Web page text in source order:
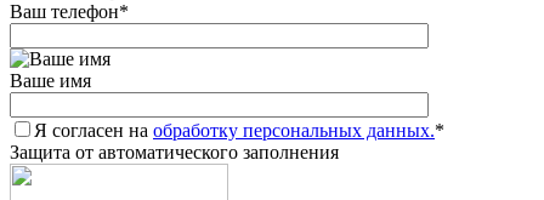
Ваш телефон*
Ваше имя
Я согласен на обработку персональных данных.*
Защита от автоматического заполнения